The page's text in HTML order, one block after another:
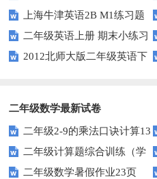
Playtime练习题
上海牛津英语2B M1练习题
二年级英语上册 期末小练习
（人教版一起点）
2012北师大版二年级英语下
二年级数学最新试卷
二年级2-9的乘法口诀计算13
页 二年级计算题综合训练（学
生版）二年级数学暑假作业23页